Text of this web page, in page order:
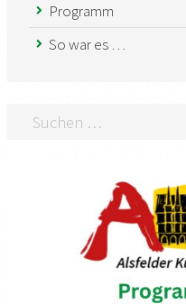
Programm
So war es …
Suchen